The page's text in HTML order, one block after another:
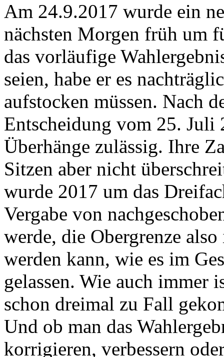
Am 24.9.2017 wurde ein
nächsten Morgen früh um
das vorläufige
seien, habe er es
aufstocken müssen. Nach
Entscheidung vom 25.
Überhänge zulässig. Ihre
Sitzen aber nicht
wurde 2017 um das
Vergabe von
werde, die Obergrenze
werden kann, wie es im
gelassen. Wie auch immer
schon dreimal zu Fall
Und ob man das
korrigieren, verbessern